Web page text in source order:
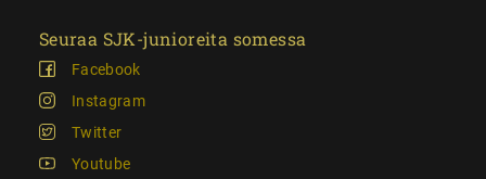
Seuraa SJK-junioreita somessa
Facebook
Instagram
Twitter
Youtube